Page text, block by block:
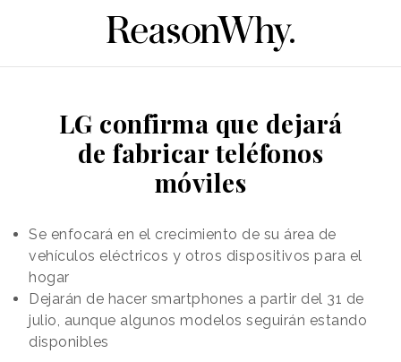
LG confirma que dejará
de fabricar teléfonos
móviles
Se enfocará en el crecimiento de su área de
vehículos eléctricos y otros dispositivos para el
hogar
Dejarán de hacer smartphones a partir del 31 de
julio, aunque algunos modelos seguirán estando
disponibles